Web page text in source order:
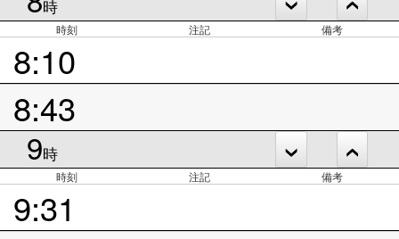
時
時刻 注記 備考
8:10
8:43
9時
時刻 注記 備考
9:31